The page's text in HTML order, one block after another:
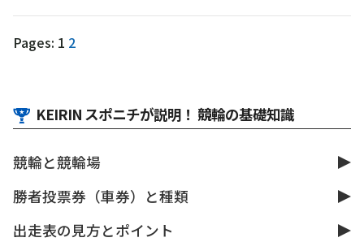
Pages: 1 2
KEIRIN スポニチが説明！ 競輪の基礎知識
競輪と競輪場
勝者投票券（車券）と種類
出走表の見方とポイント